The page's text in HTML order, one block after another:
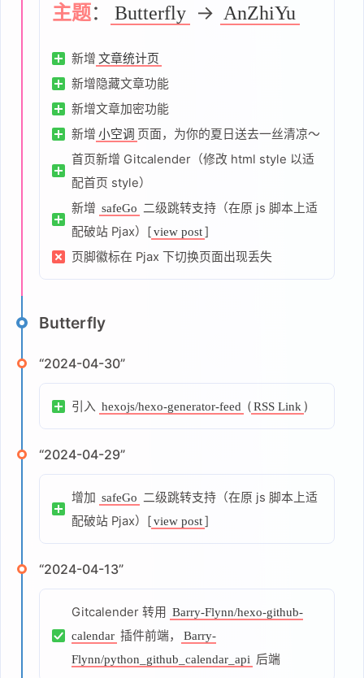
主题： Butterfly → AnZhiYu
新增 文章统计页
新增隐藏文章功能
新增文章加密功能
新增 小空调 页面，为你的夏日送去一丝清凉～
首页新增 Gitcalender（修改 html style 以适
配首页 style）
新增 safeGo 二级跳转支持（在原 js 脚本上适
配破站 Pjax）[view post]
页脚徽标在 Pjax 下切换页面出现丢失
Butterfly
“2024-04-30”
引入 hexojs/hexo-generator-feed (RSS Link )
“2024-04-29”
增加 safeGo 二级跳转支持（在原 js 脚本上适
配破站 Pjax）[view post]
“2024-04-13”
Gitcalender 转用
Barry-Flynn/hexo-github-
calendar 插件前端，
Barry-
Flynn/python_github_calendar_api 后端